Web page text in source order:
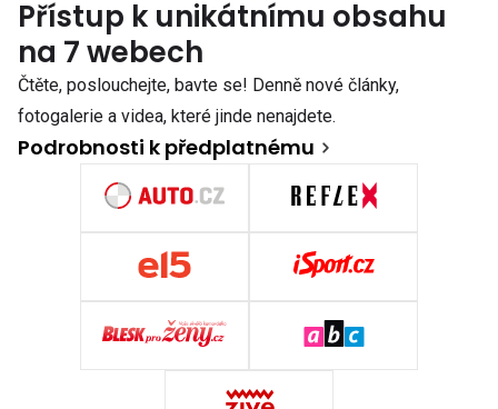
Přístup k unikátnímu obsahu
na 7 webech
Čtěte, poslouchejte, bavte se! Denně nové články,
fotogalerie a videa, které jinde nenajdete.
Podrobnosti k předplatnému